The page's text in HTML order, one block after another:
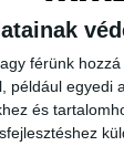
férünk
például
és